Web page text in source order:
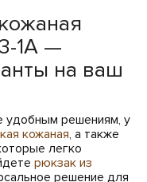
1A —
на ваш
удобным решениям, у
кожаная, а также
легко
рюкзак из
решение для